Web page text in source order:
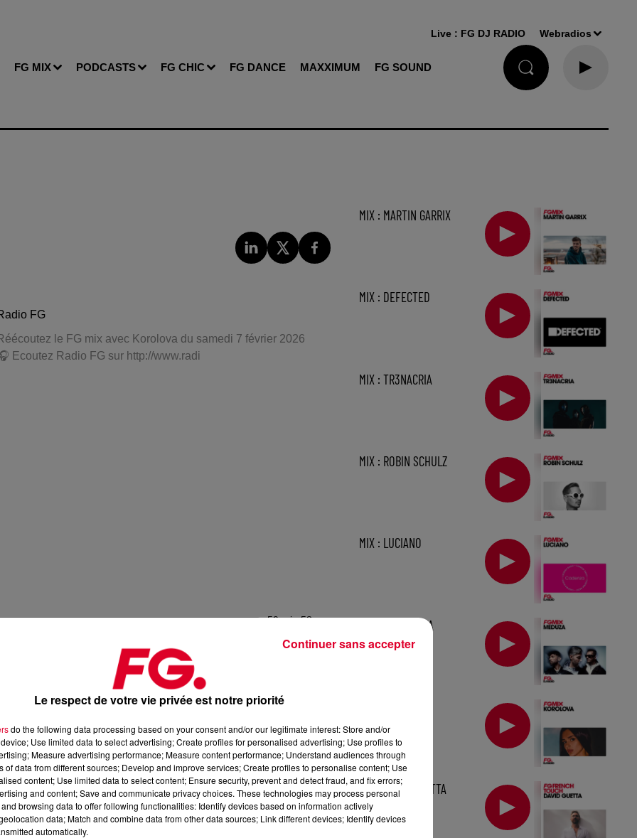
FG MIX PODCASTS FG CHIC FG DANCE MAXXIMUM FG SOUND
Live : FG DJ RADIO Webradios
FG
le FG mix avec Korolova du samedi 7 février 2026
Ecoutez Radio FG sur http://www.radi
59 min 58 sec
FG (IOShttps://urlz.fr/hhZx- Google Play
MIX : MARTIN GARRIX
MIX : DEFECTED
MIX : TR3NACRIA
MIX : ROBIN SCHULZ
MIX : LUCIANO
FG MIX : MEDUZA
MIX : DAVID GUETTA
Le respect de votre vie privée est notre priorité
do the following data processing based on your consent and/or our legitimate interest: Store and/or
Use limited data to select advertising; Create profiles for personalised advertising; Use profiles to
Measure advertising performance; Measure content performance; Understand audiences through
of data from different sources; Develop and improve services; Create profiles to personalise content; Use
content; Use limited data to select content; Ensure security, prevent and detect fraud, and fix errors;
and content; Save and communicate privacy choices. These technologies may process personal
browsing data to offer following functionalities: Identify devices based on information actively
data; Match and combine data from other data sources; Link different devices; Identify devices
automatically.
Continuer sans accepter